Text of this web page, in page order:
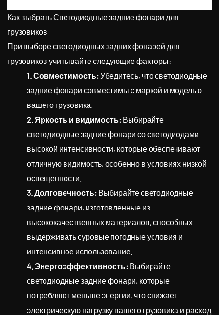
Как выбратьСветодиодные задние фонари для
грузовиков
При выборе светодиодных задних фонарей для
грузовиков учитывайте следующие факторы:
1. Совместимость:Убедитесь, что светодиодные
задние фонари совместимы с маркой и моделью
вашего грузовика.
2. Яркость и видимость: Выбирайте
светодиодные задние фонари со светодиодами
высокой интенсивности, которые обеспечивают
отличную видимость, особенно в условиях низкой
освещенности.
3. Долговечность: Выбирайте светодиодные
задние фонари, изготовленные из
высококачественных материалов, способных
выдерживать суровые погодные условия и
интенсивное использование.
4. Энергоэффективность: Выбирайте
светодиодные задние фонари, которые
потребляют меньше энергии, что снижает
электрическую нагрузку вашего грузовика и расход